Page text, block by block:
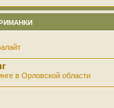
в Орловской области